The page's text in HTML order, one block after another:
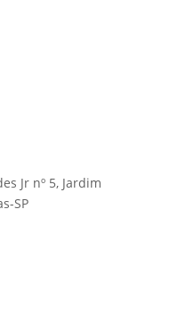
Jr nº 5, Jardim
SP